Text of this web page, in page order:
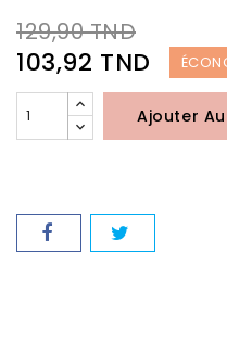
129,90 TND
103,92 TND
Ajouter